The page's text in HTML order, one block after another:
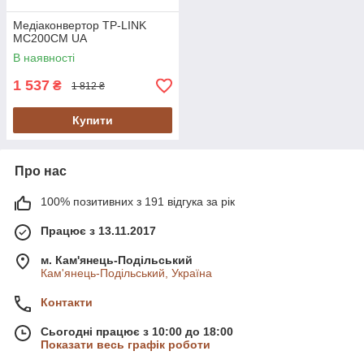
Медіаконвертор TP-LINK
MC200CM UA
В наявності
1 537 ₴ 1 812 ₴
Купити
Про нас
100% позитивних з 191 відгука за рік
Працює з 13.11.2017
м. Кам'янець-Подільський
Кам'янець-Подільський, Україна
Контакти
Сьогодні працює з 10:00 до 18:00
Показати весь графік роботи